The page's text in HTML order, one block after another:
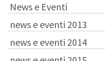
News e Eventi
news e eventi 2013
news e eventi 2014